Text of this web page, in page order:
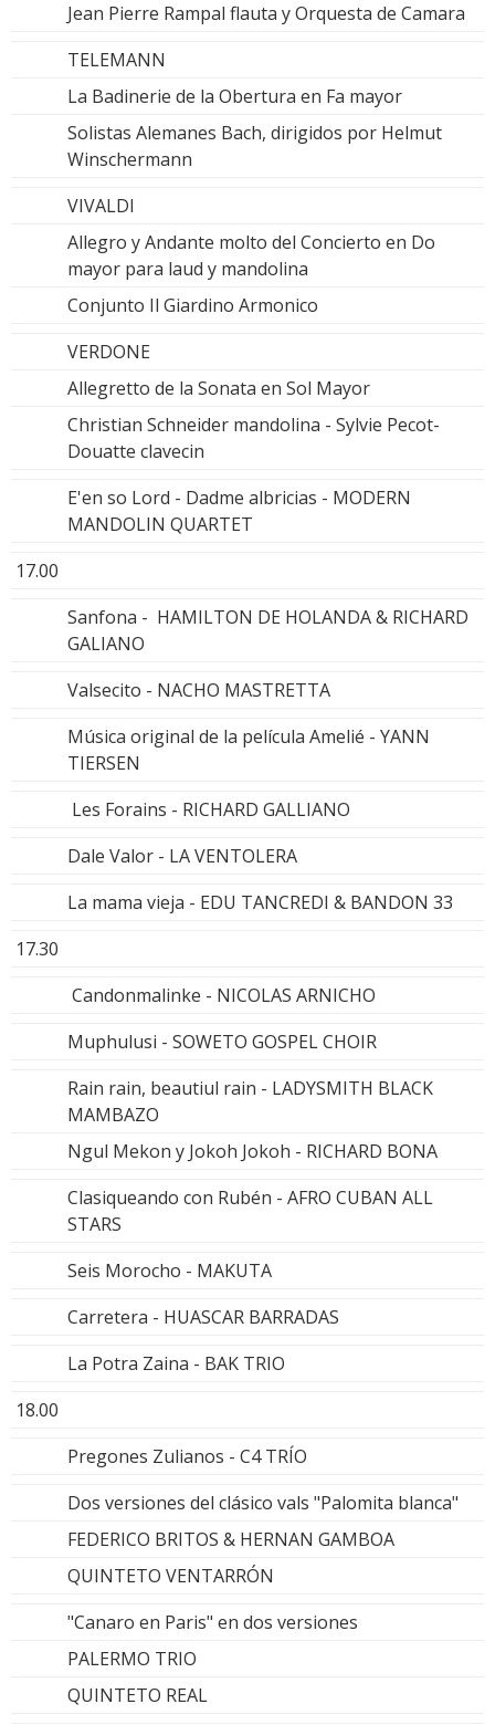
Jean Pierre Rampal flauta y Orquesta de Camara
TELEMANN
La Badinerie de la Obertura en Fa mayor
Solistas Alemanes Bach, dirigidos por Helmut
Winschermann
VIVALDI
Allegro y Andante molto del Concierto en Do
mayor para laud y mandolina
Conjunto Il Giardino Armonico
VERDONE
Allegretto de la Sonata en Sol Mayor
Christian Schneider mandolina - Sylvie Pecot-
Douatte clavecin
E'en so Lord - Dadme albricias - MODERN
MANDOLIN QUARTET
17.00
Sanfona - HAMILTON DE HOLANDA & RICHARD
GALIANO
Valsecito - NACHO MASTRETTA
Música original de la película Amelié - YANN
TIERSEN
Les Forains - RICHARD GALLIANO
Dale Valor - LA VENTOLERA
La mama vieja - EDU TANCREDI & BANDON 33
17.30
Candonmalinke - NICOLAS ARNICHO
Muphulusi - SOWETO GOSPEL CHOIR
Rain rain, beautiul rain - LADYSMITH BLACK
MAMBAZO
Ngul Mekon y Jokoh Jokoh - RICHARD BONA
Clasiqueando con Rubén - AFRO CUBAN ALL
STARS
Seis Morocho - MAKUTA
Carretera - HUASCAR BARRADAS
La Potra Zaina - BAK TRIO
18.00
Pregones Zulianos - C4 TRÍO
Dos versiones del clásico vals "Palomita blanca"
FEDERICO BRITOS & HERNAN GAMBOA
QUINTETO VENTARRÓN
"Canaro en Paris" en dos versiones
PALERMO TRIO
QUINTETO REAL